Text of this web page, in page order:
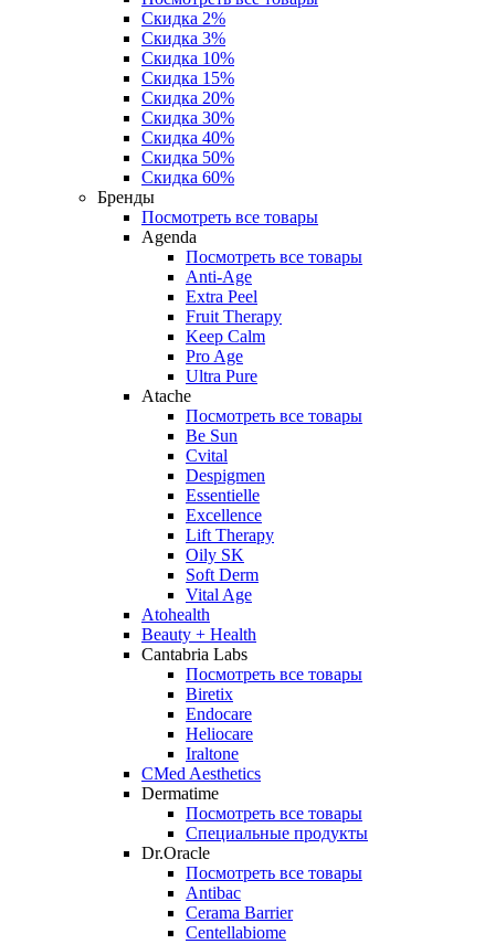
Скидка 2%
Скидка 3%
Скидка 10%
Скидка 15%
Скидка 20%
Скидка 30%
Скидка 40%
Скидка 50%
Скидка 60%
Бренды
Посмотреть все товары
Agenda
Посмотреть все товары
Anti‑Age
Extra Peel
Fruit Therapy
Keep Calm
Pro Age
Ultra Pure
Atache
Посмотреть все товары
Be Sun
Cvital
Despigmen
Essentielle
Excellence
Lift Therapy
Oily SK
Soft Derm
Vital Age
Atohealth
Beauty + Health
Cantabria Labs
Посмотреть все товары
Biretix
Endocare
Heliocare
Iraltone
CMed Aesthetics
Dermatime
Посмотреть все товары
Специальные продукты
Dr.Oracle
Посмотреть все товары
Antibac
Cerama Barrier
Centellabiome